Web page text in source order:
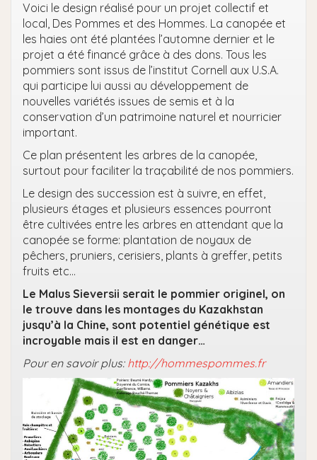
Voici le design réalisé pour un projet collectif et
local, Des Pommes et des Hommes. La canopée et
les haies ont été plantées l’automne dernier et le
projet a été financé grâce à des dons. Tous les
pommiers sont issus de l’institut Cornell aux U.S.A.
qui participe lui aussi au développement de
nouvelles variétés issues de semis et à la
conservation d’un patrimoine naturel et nourricier
important.
Ce plan présentent les arbres de la canopée,
surtout pour faciliter la traçabilité de nos pommiers.
Le design des succession est à suivre, en effet,
plusieurs étages et plusieurs essences pourront
être cultivées entre les arbres en attendant que la
canopée se forme: plantation de noyaux de
pêchers, pruniers, cerisiers, plants à greffer, petits
fruits etc…
Le Malus Sieversii serait le pommier originel, on
le trouve dans les montages du Kazakhstan
jusqu’à la Chine, sont potentiel génétique est
incroyable mais il est en danger…
Pour en savoir plus: http://hommespommes.fr